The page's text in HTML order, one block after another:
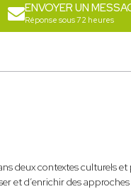
ENVOYER UN
Réponse sous 72 heures
deux contextes culturels
et d’enrichir des approches